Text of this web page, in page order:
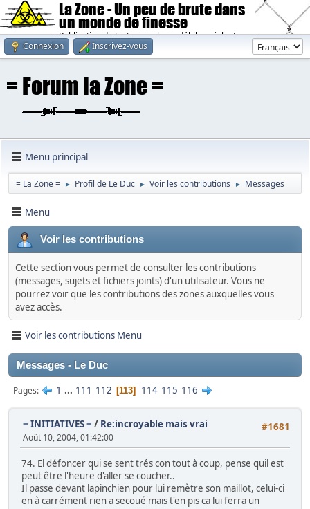
La Zone - Un peu de brute dans
un monde de finesse
Publication de textes sombres, débiles, violents.
Connexion
Inscrivez-vous
Menu principal
= La Zone = ► Profil de Le Duc ► Voir les contributions ► Messages
Menu
Voir les contributions
Cette section vous permet de consulter les contributions
(messages, sujets et fichiers joints) d'un utilisateur. Vous ne
pourrez voir que les contributions des zones auxquelles vous
avez accès.
Voir les contributions Menu
Messages - Le Duc
Pages 1 ... 111 112 113 114 115 116
#1681
= INITIATIVES = / Re:incroyable mais vrai
Août 10, 2004, 01:42:00
74. El défoncer qui se sent trés con tout à coup, pense quil est
peut être l'heure d'aller se coucher..
Il passe devant lapinchien pour lui remètre son maillot, celui-ci
en à carrément rien a secoué mais t'en pis ca lui ferra un